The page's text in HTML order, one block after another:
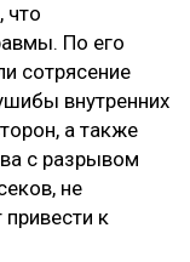
что
По его
сотрясение
внутренних
а также
с разрывом
не
к